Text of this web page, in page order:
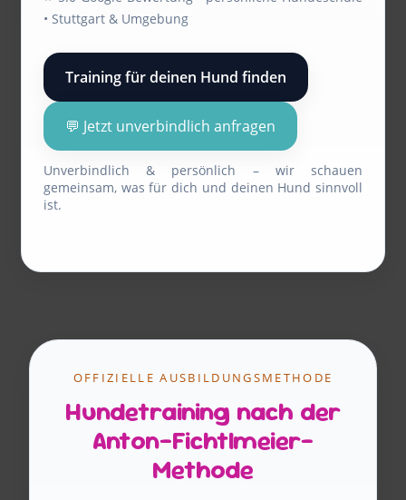
• Stuttgart & Umgebung
Training für deinen Hund finden
💬 Jetzt unverbindlich anfragen
Unverbindlich & persönlich – wir schauen
gemeinsam, was für dich und deinen Hund sinnvoll
ist.
OFFIZIELLE AUSBILDUNGSMETHODE
Hundetraining nach der
Anton-Fichtlmeier-
Methode